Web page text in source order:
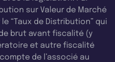
sur Valeur de Marché
“Taux de Distribution” qui
brut avant fiscalité (y
et autre fiscalité
de l’associé au